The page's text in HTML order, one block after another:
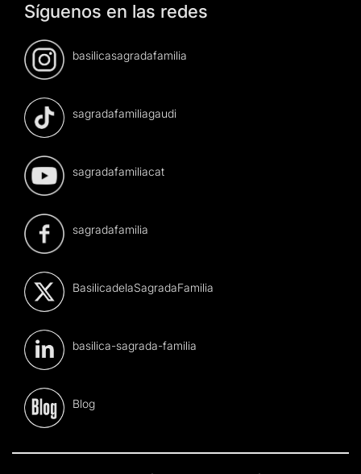
Síguenos en las redes
basilicasagradafamilia
sagradafamiliagaudi
sagradafamiliacat
sagradafamilia
BasilicadelaSagradaFamilia
basilica-sagrada-familia
Blog